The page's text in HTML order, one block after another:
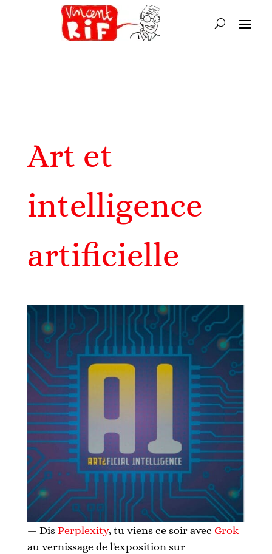
Art et
intelligence
artificielle
— Dis Perplexity, tu viens ce soir avec Grok
au vernissage de l'exposition sur